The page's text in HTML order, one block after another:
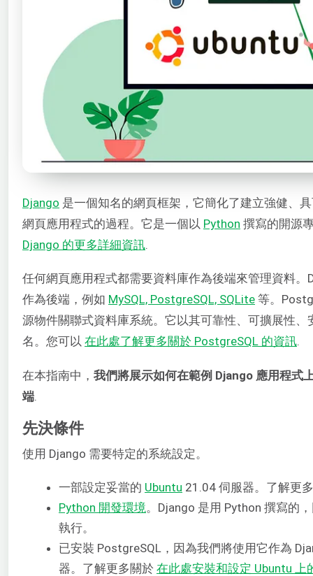
Django 是一個知名的網頁框架，它簡化了建立強健、
網頁應用程式的過程。它是一個以 Python 撰寫的開源
Django 的更多詳細資訊.
任何網頁應用程式都需要資料庫作為後端來管理資料。
作為後端，例如 MySQL, PostgreSQL, SQLite 等。
源物件關聯式資料庫系統。它以其可靠性、可擴展性
名。您可以 在此處了解更多關於 PostgreSQL 的資訊.
在本指南中， 我們將展示如何在範例 Django 應用程式
端
先決條件
使用 Django 需要特定的系統設定。
一部設定妥當的 Ubuntu 21.04 伺服器。了解更
Python 開發環境。Django 是用 Python 撰寫的
執行。
已安裝 PostgreSQL，因為我們將使用它作為
器。了解更多關於 在此處安裝和設定 Ubuntu 上